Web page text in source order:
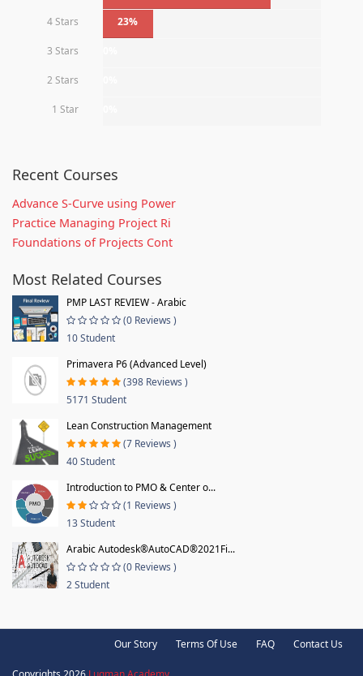
4 Stars 23%
3 Stars
2 Stars
1 Star
Recent Courses
Advance S-Curve using Power
Practice Managing Project Ri
Foundations of Projects Cont
Most Related Courses
PMP LAST REVIEW - Arabic
(0 Reviews )
10 Student
Primavera P6 (Advanced Level)
(398 Reviews )
5171 Student
Lean Construction Management
(7 Reviews )
40 Student
Introduction to PMO & Center o...
(1 Reviews )
13 Student
Arabic Autodesk®AutoCAD®2021Fi...
(0 Reviews )
2 Student
Our Story Terms Of Use FAQ Contact Us